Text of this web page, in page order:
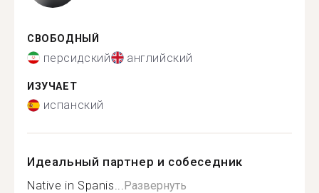
СВОБОДНЫЙ
персидский английский
ИЗУЧАЕТ
испанский
Идеальный партнер и собеседник
Native in Spanis...Развернуть